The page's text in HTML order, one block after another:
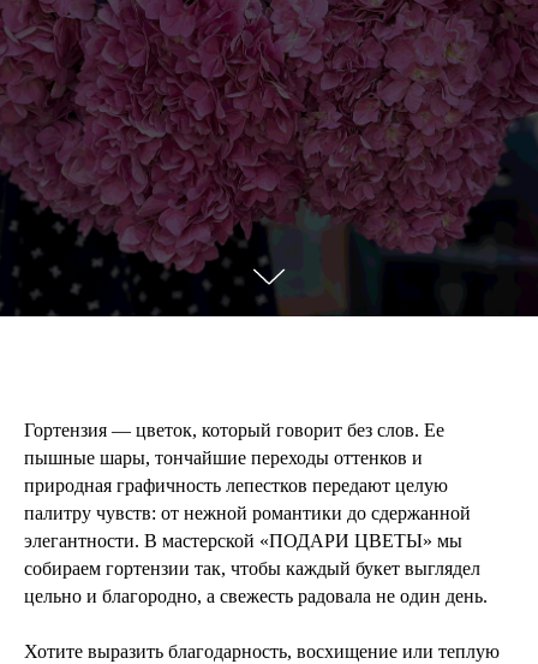
Гортензия — цветок, который говорит без слов. Ее
пышные шары, тончайшие переходы оттенков и
природная графичность лепестков передают целую
палитру чувств: от нежной романтики до сдержанной
элегантности. В мастерской «ПОДАРИ ЦВЕТЫ» мы
собираем гортензии так, чтобы каждый букет выглядел
цельно и благородно, а свежесть радовала не один день.
Хотите выразить благодарность, восхищение или теплую